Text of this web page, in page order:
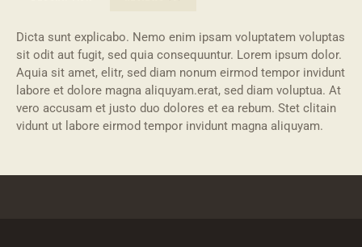
Dicta sunt explicabo. Nemo enim ipsam voluptatem voluptas
sit odit aut fugit, sed quia consequuntur. Lorem ipsum dolor.
Aquia sit amet, elitr, sed diam nonum eirmod tempor invidunt
labore et dolore magna aliquyam.erat, sed diam voluptua. At
vero accusam et justo duo dolores et ea rebum. Stet clitain
vidunt ut labore eirmod tempor invidunt magna aliquyam.